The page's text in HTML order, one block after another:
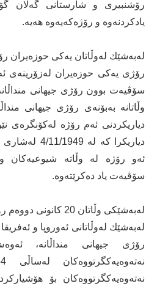
رۆشنبیری و شارستانی گەلان
یادكردنەوە و رۆژەكەیەوە هەیە.
لەبەشێك لەوڵاتان یەكی حوزەیران
رۆژی یەكی حوزەیران لەزۆرینەی
وڵاتانە بەبۆنەی رۆژی جیهانی
دیاریكردنی ئەم رۆژە لەكۆنگرەی
دیاریكرا كە
ئەو رۆژە لە وڵاتە شیوعیەكان و
سۆڤیەت یاد دەكرێتەوە.
لەبەشێكی وڵاتان 20 كانونی دووەم رۆژی جیهانی منداڵانە
رۆژی جیهانی منداڵانە،
نەتەوەیەكگرتووەكان بۆ